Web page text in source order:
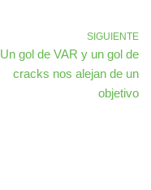
SIGUIENTE
Un gol de VAR y un gol de
cracks nos alejan de un
objetivo